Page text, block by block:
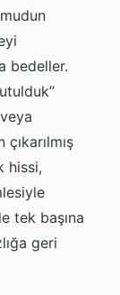
bedeller.
hissi,
tek başına
geri